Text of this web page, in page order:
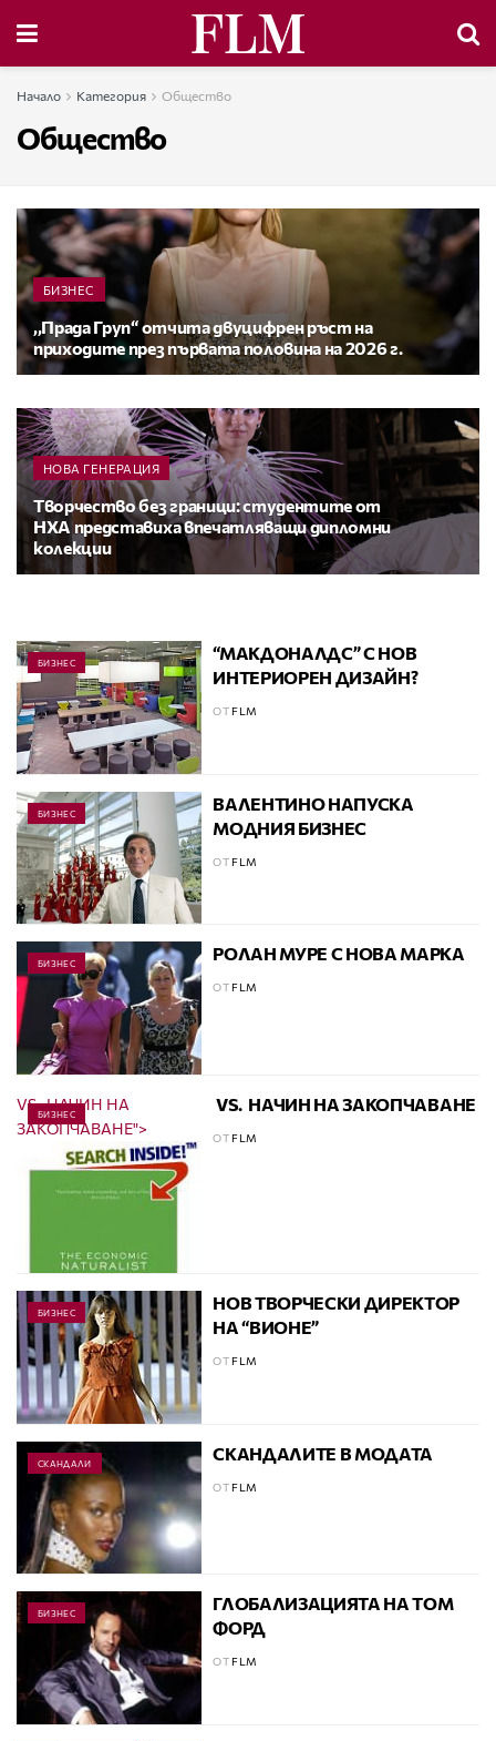
Начало Категория Общество
Общество
БИЗНЕС
,,Прада Груп“ отчита двуцифрен ръст на
приходите през първата половина на 2026 г.
НОВА ГЕНЕРАЦИЯ
Творчество без граници: студентите от
НХА представиха впечатляващи дипломни
колекции
БИЗНЕС
“МАКДОНАЛДС” С НОВ
ИНТЕРИОРЕН ДИЗАЙН?
ОТ FLM
БИЗНЕС
ВАЛЕНТИНО НАПУСКА
МОДНИЯ БИЗНЕС
ОТ FLM
БИЗНЕС РОЛАН МУРЕ С НОВА МАРКА
ОТ FLM
VS.НАЧИН НА
ЗАКОПЧАВАНЕ">
БИЗНЕС VS. НАЧИН НА ЗАКОПЧАВАНЕ
ОТ FLM
БИЗНЕС
НОВ ТВОРЧЕСКИ ДИРЕКТОР
НА “ВИОНЕ”
ОТ FLM
СКАНДАЛИ СКАНДАЛИТЕ В МОДАТА
ОТ FLM
БИЗНЕС
ГЛОБАЛИЗАЦИЯТА НА ТОМ
ФОРД
ОТ FLM